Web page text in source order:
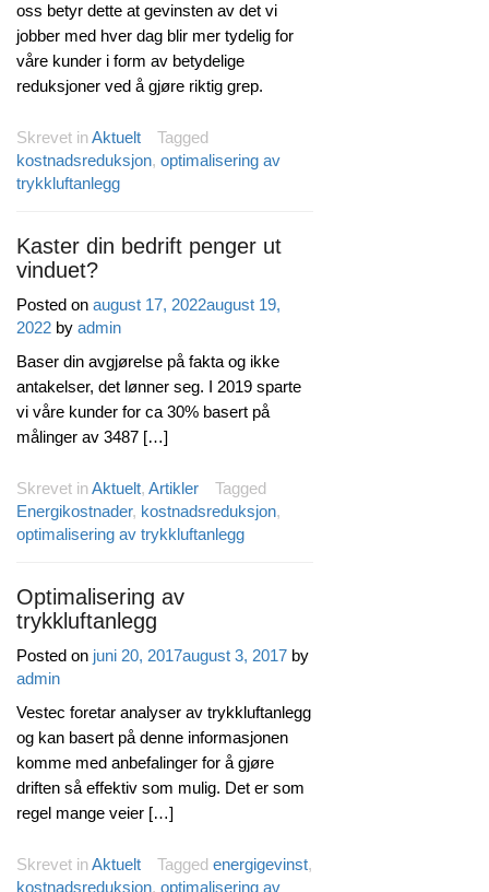
oss betyr dette at gevinsten av det vi
jobber med hver dag blir mer tydelig for
våre kunder i form av betydelige
reduksjoner ved å gjøre riktig grep.
Skrevet inAktuelt
Tagged
kostnadsreduksjon, optimalisering av
trykkluftanlegg
Kaster din bedrift penger ut
vinduet?
Posted on august 17, 2022august 19,
2022 by admin
Baser din avgjørelse på fakta og ikke
antakelser, det lønner seg. I 2019 sparte
vi våre kunder for ca 30% basert på
målinger av 3487 […]
Skrevet inAktuelt, Artikler
Tagged
Energikostnader, kostnadsreduksjon,
optimalisering av trykkluftanlegg
Optimalisering av
trykkluftanlegg
Posted on juni 20, 2017august 3, 2017 by
admin
Vestec foretar analyser av trykkluftanlegg
og kan basert på denne informasjonen
komme med anbefalinger for å gjøre
driften så effektiv som mulig. Det er som
regel mange veier […]
Skrevet inAktuelt Tagged energigevinst,
kostnadsreduksjon, optimalisering av